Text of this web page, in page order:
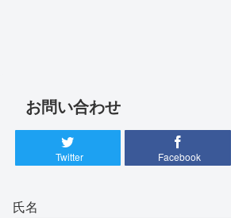
お問い合わせ
Twitter Facebook
氏名